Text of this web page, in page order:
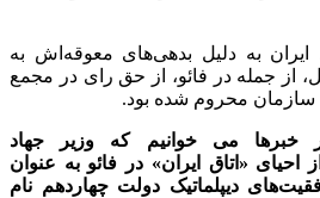
ایران به دلیل بدهی‌های معوقه‌اش به
از جمله در فائو، از حق رای در مجمع
سازمان محروم شده بود.
خبرها می خوانیم که وزیر جهاد
احیای «اتاق ایران» در فائو به عنوان
دیپلماتیک دولت چهاردهم نام